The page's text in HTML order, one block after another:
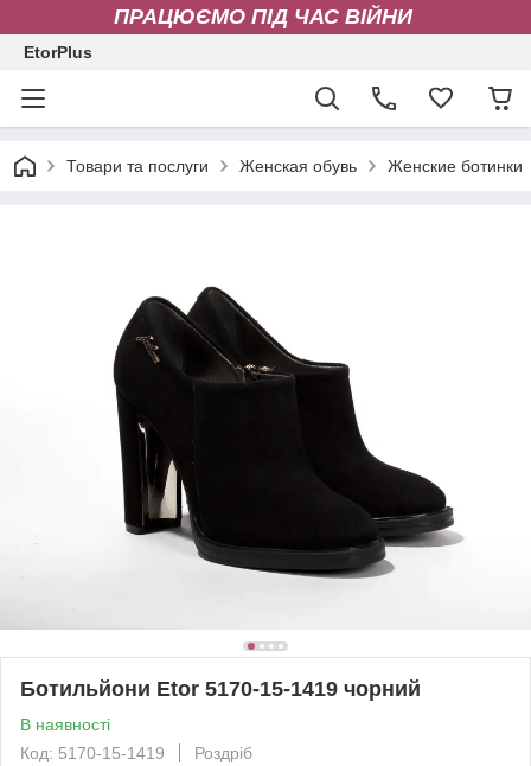
ПРАЦЮЄМО ПІД ЧАС ВІЙНИ
EtorPlus
Товари та послуги Женская обувь Женские ботинки
Ботильйони Etor 5170-15-1419 чорний
В наявності
Код: 5170-15-1419
Роздріб